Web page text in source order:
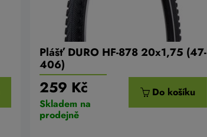
Plášť DURO HF-878 20x1,75 (47-
406)
259 Kč
Skladem na
prodejně
Do košíku